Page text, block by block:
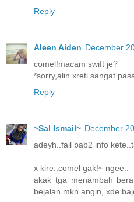
Reply
Aleen Aiden December
comel!macam swift je?
*sorry,alin xreti sangat
Reply
~Sal Ismail~ December
adeyh..fail bab2 info
x kire..comel gak!~ ngee..
akak tga menambah
bejalan mkn angin, xde